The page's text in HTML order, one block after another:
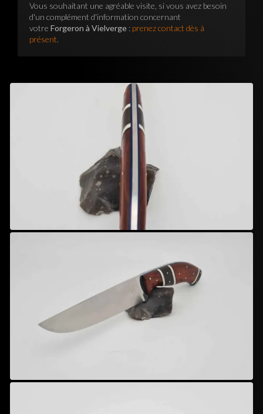
Vous souhaitant une agréable visite, si vous avez besoin
d'un complément d'information concernant
votre Forgeron à Vielverge : prenez contact dès à
présent.